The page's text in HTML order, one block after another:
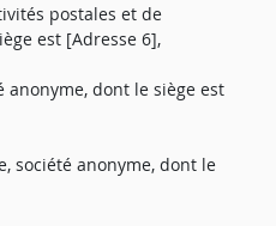
postales et de
est [Adresse 6],
anonyme, dont le siège est
société anonyme, dont le